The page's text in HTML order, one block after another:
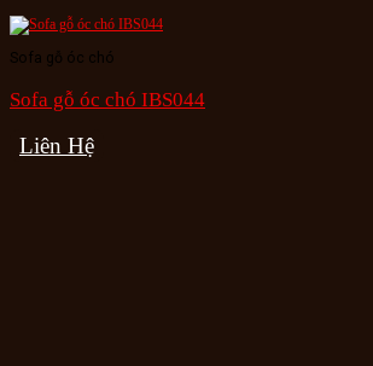
Sofa gỗ óc chó
Sofa gỗ óc chó IBS044
Liên Hệ